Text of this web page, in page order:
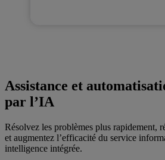
Assistance et
par l’IA
Résolvez les problèmes plus rapidement,
et augmentez l’efficacité du service
intelligence intégrée.